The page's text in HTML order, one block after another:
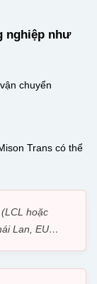
nghiệp như
chuyển
Trans có thể
(LCL hoặc
Lan, EU…